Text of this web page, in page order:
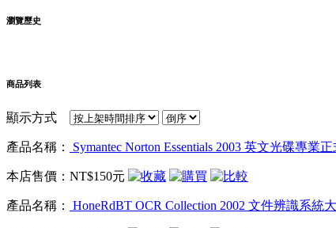
瀏覽歷史
商品列表
顯示方式
產品名稱： Symantec Norton Essentials 2003 英文光碟專業正
本店售價： NT$150元
產品名稱： HoneRdBT OCR Collection 2002 文件辨識系統